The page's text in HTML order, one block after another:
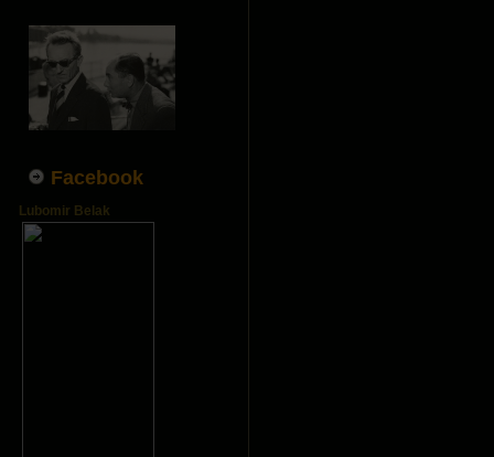
Facebook
Lubomir Belak